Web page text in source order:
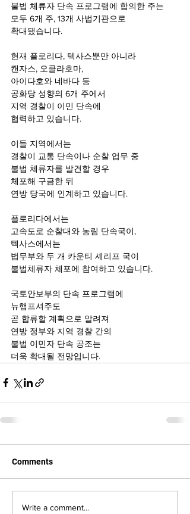
불법 체류자 단속 프로그램에 합의한 주는
모두 6개 주, 13개 사법기관으로
확대됐습니다.
현재 플로리다, 텍사스뿐만 아니라
캔자스, 오클라호마,
아이다호와 네바다 등
공화당 성향의 6개 주에서
지역 경찰이 이민 단속에
협력하고 있습니다.
이들 지역에서는
경찰이 교통 단속이나 순찰 업무 중
불법 체류자를 발견할 경우
체포해 구금한 뒤
연방 당국에 인계하고 있습니다.
플로리다에서는
고속도로 순찰대와 농림 단속국이,
텍사스에서는
법무부와 두 개 카운티 셰리프 국이
불법체류자 체포에 참여하고 있습니다.
국토안보부의 단속 프로그램에
뉴햄프셔주도
곧 합류할 계획으로 알려져
연방 정부와 지역 경찰 간의
불법 이민자 단속 공조는
더욱 확대될 전망입니다.
Comments
Write a comment...